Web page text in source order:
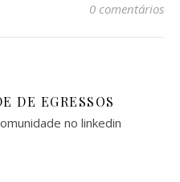
0 comentários
DE EGRESSOS
no linkedin